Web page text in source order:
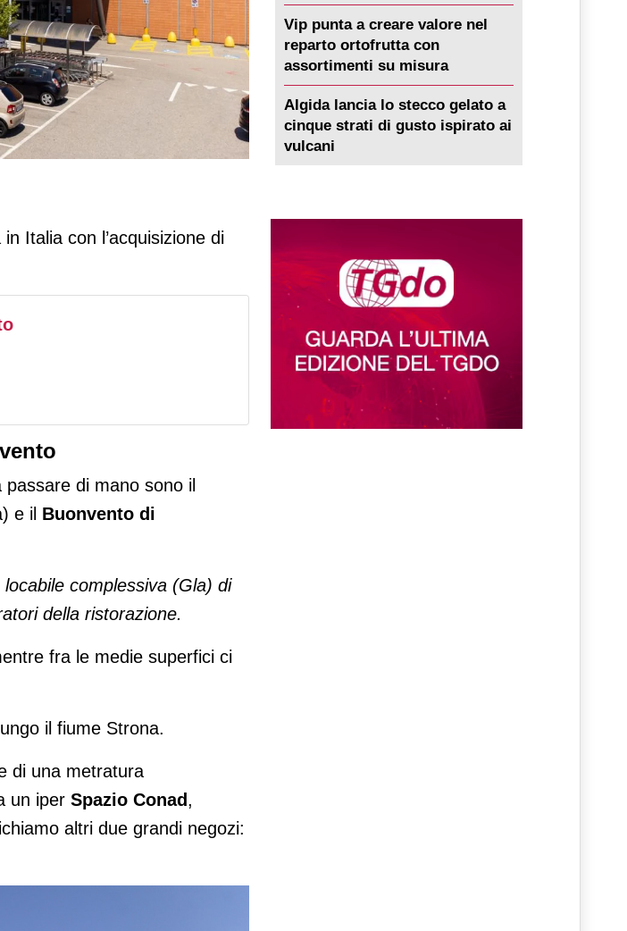
e Buonvento
Italia con l’acquisizione di
passare di mano sono il
e il Buonvento di
complessiva (Gla) di
della ristorazione.
fra le medie superfici ci
il fiume Strona.
di una metratura
un iper Spazio Conad,
altri due grandi negozi:
Vip punta a creare valore nel
reparto ortofrutta con
assortimenti su misura
Algida lancia lo stecco gelato a
cinque strati di gusto ispirato ai
vulcani